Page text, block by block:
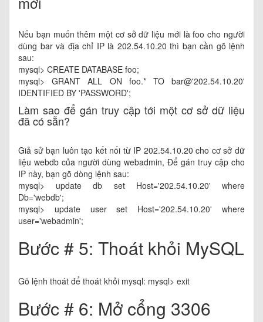
Nếu bạn muốn thêm một cơ sở dữ liệu mới là foo cho người
dùng bar và địa chỉ IP là 202.54.10.20 thì bạn cần gõ lệnh
sau:
mysql> CREATE DATABASE foo;
mysql> GRANT ALL ON foo.* TO bar@'202.54.10.20'
IDENTIFIED BY 'PASSWORD';
Làm sao để gán truy cập tới một cơ sở dữ liệu
đã có sẵn?
Giả sử bạn luôn tạo kết nối từ IP 202.54.10.20 cho cơ sở dữ
liệu webdb của người dùng webadmin, Để gán truy cập cho
IP này, bạn gõ dòng lệnh sau:
mysql> update db set Host='202.54.10.20' where
Db='webdb';
mysql> update user set Host='202.54.10.20' where
user='webadmin';
Bước # 5: Thoát khỏi MySQL
Gõ lệnh thoát để thoát khỏi mysql: mysql> exit
Bước # 6: Mở cổng 3306